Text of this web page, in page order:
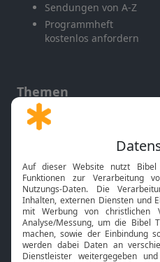
Sendungen von A-Z
Programmheft
kostenlos anfordern
Themen
Gott und Bibel erklärt
Neuigkeiten